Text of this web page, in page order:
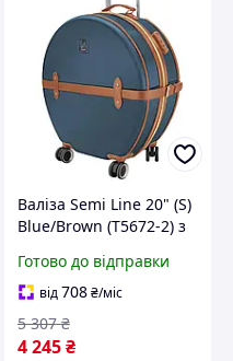
Валіза Semi Line 20" (S)
Blue/Brown (T5672-2) з
телескопічною ручкою
та кодовим замком на
колесах для одягу
Готово до відправки
від708₴/міс
4 245₴
5 307 ₴